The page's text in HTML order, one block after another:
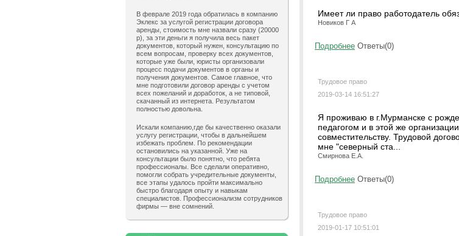
В феврале 2019 года обратилась в компанию
Эклекс за услугой регистрации договора
аренды, стоимость мне назвали сразу (20000
р), за эти деньги я получила весь пакет
документов, который нужен, консультацию по
всем вопросам, проверку всех документов,
которые уже были, юристы организовали
процесс подачи документов в органы и
получения документов. Самое главное, что
мне подготовили договор аренды с учетом
всех пожеланий и доработок, а не типовой,
скачанный из интернета. Результатом
полностью довольна.
Искали компанию,где бы качественно оказали
услугу регистрации, чтобы в дальнейшем
избежать проблем. По рекомендации
остановились на указанной. Уже на
консультации было понятно, что ребята
профессионалы. Все сделали оперативно,
помогли собрать учредительные документы,
все этапы удалось пройти максимально
быстро благодаря опыту и навыкам
специалистов. Профессионализм сотрудников
фирмы — вне сомнений.
Имеет ли право работодатель
Новиков Г А
Подробнее Ответы(0)
Трудовое право
2019-03-14 16:51:27
Я проживаю в г.Мурманске с
педагогом и в этой же
совместительству. Трудовой
мне "северный ста...
Смирнова Е.А.
Подробнее Ответы(0)
Трудовое право
2019-01-17 10:51:01